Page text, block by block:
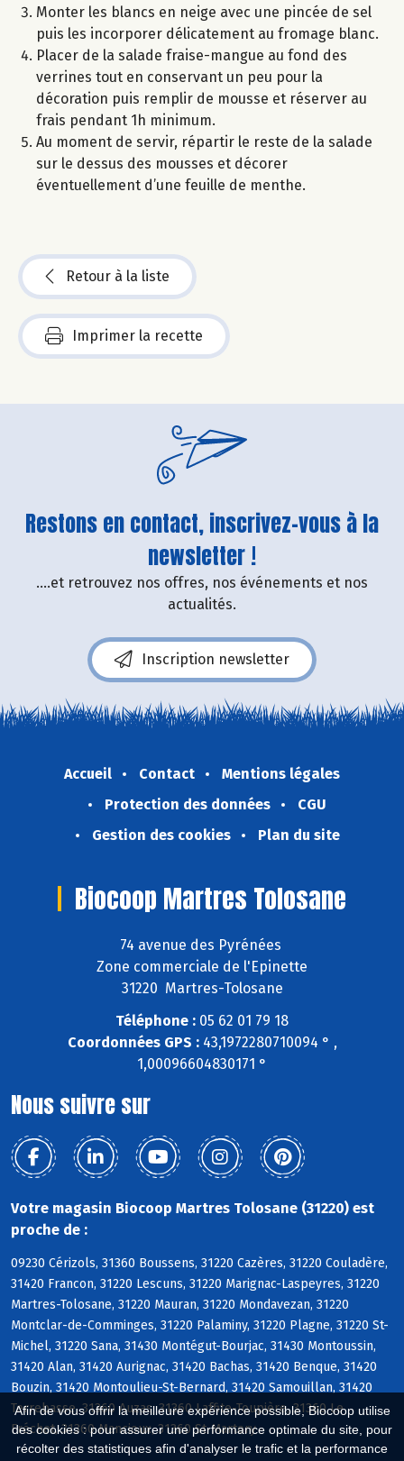
Afin de vous offrir la meilleure expérience possible, Biocoop utilise
des cookies : pour assurer une performance optimale du site, pour
récolter des statistiques afin d'analyser le trafic et la performance
Monter les blancs en neige avec une pincée de sel
puis les incorporer délicatement au fromage blanc.
Placer de la salade fraise-mangue au fond des
verrines tout en conservant un peu pour la
décoration puis remplir de mousse et réserver au
frais pendant 1h minimum.
Au moment de servir, répartir le reste de la salade
sur le dessus des mousses et décorer
éventuellement d’une feuille de menthe.
Retour à la liste
Imprimer la recette
Restons en contact, inscrivez-vous à la
newsletter !
....et retrouvez nos offres, nos événements et nos
actualités.
Inscription newsletter
Accueil Contact
Mentions légales
Protection des données
CGU
Gestion des cookies
Plan du site
Biocoop Martres Tolosane
74 avenue des Pyrénées
Zone commerciale de l'Epinette
31220 Martres-Tolosane
Téléphone : 05 62 01 79 18
Coordonnées GPS :43,1972280710094 ° ,
1,00096604830171 °
Nous suivre sur
Votre magasin Biocoop Martres Tolosane (31220) est
proche de :
09230 Cérizols, 31360 Boussens, 31220 Cazères, 31220 Couladère,
31420 Francon, 31220 Lescuns, 31220 Marignac-Laspeyres, 31220
Martres-Tolosane, 31220 Mauran, 31220 Mondavezan, 31220
Montclar-de-Comminges, 31220 Palaminy, 31220 Plagne, 31220 St-
Michel, 31220 Sana, 31430 Montégut-Bourjac, 31430 Montoussin,
31420 Alan, 31420 Aurignac, 31420 Bachas, 31420 Benque, 31420
Bouzin, 31420 Montoulieu-St-Bernard, 31420 Samouillan, 31420
Terrebasse, 31360 Auzas, 31360 Laffite-Toupière, 31360 Le
Fréchet, 31360 Mancioux, 31360 St-Martory